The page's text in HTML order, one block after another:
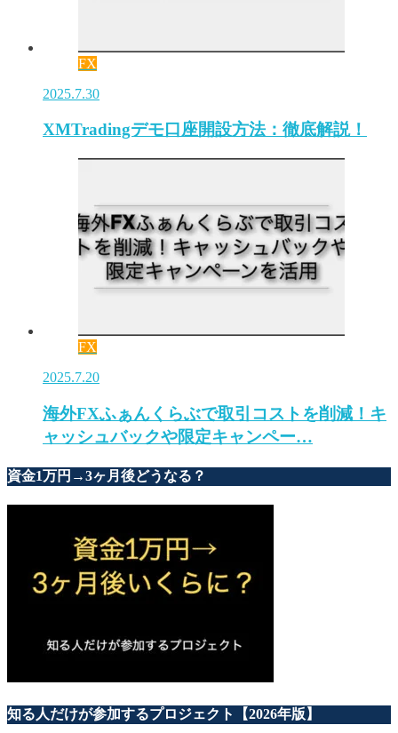
FX
2025.7.30
XMTradingデモ口座開設方法：徹底解説！
FX
2025.7.20
海外FXふぁんくらぶで取引コストを削減！キ
ャッシュバックや限定キャンペー…
資金1万円→3ヶ月後どうなる？
知る人だけが参加するプロジェクト【2026年版】